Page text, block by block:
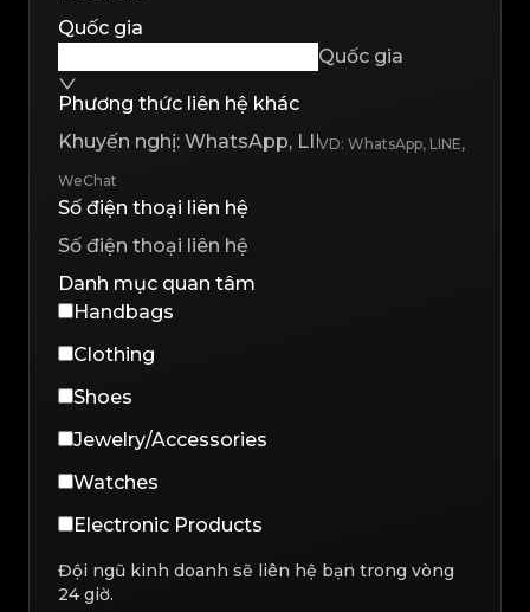
Quốc gia
Quốc gia
Phương thức liên hệ khác
VD: WhatsApp, LINE,
WeChat
Số điện thoại liên hệ
Danh mục quan tâm
Handbags
Clothing
Shoes
Jewelry/Accessories
Watches
Electronic Products
Đội ngũ kinh doanh sẽ liên hệ bạn trong vòng
24 giờ.